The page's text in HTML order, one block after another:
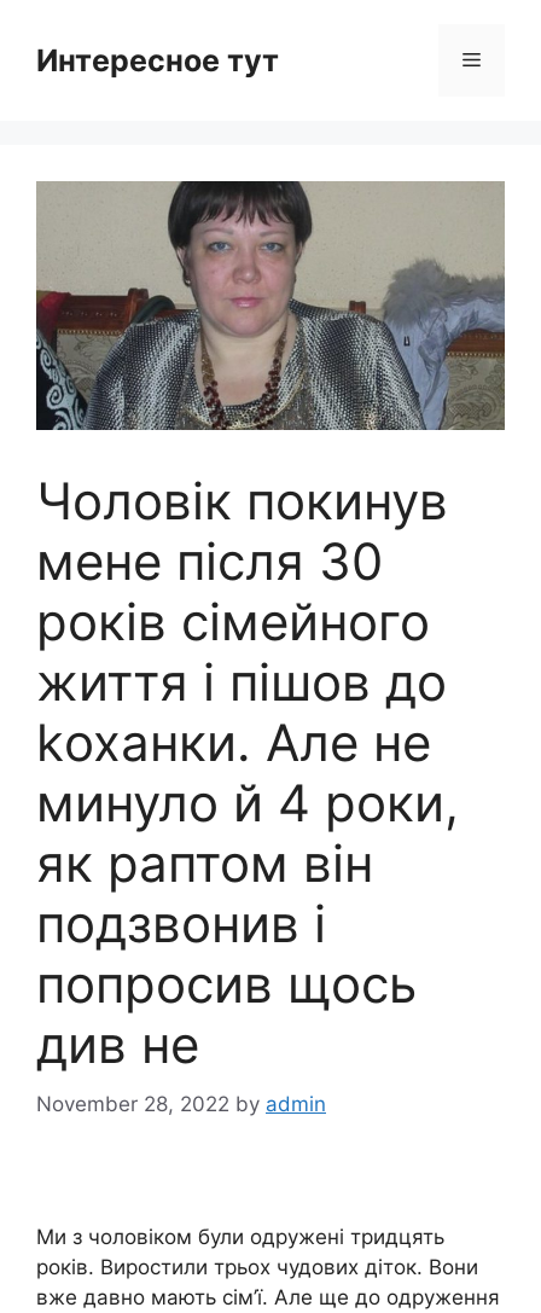
contentИнтересное тут Menu
Чоловік покинув
мене після 30
років сімейного
життя і пішов до
kоханки. Але не
минуло й 4 роки,
як раптом він
подзвонив і
попросив щось
див не
November 28, 2022 by admin
Ми з чоловіком були одружені тридцять
років. Виростили трьох чудових діток. Вони
вже давно мають сім’ї. Але ще до одруження